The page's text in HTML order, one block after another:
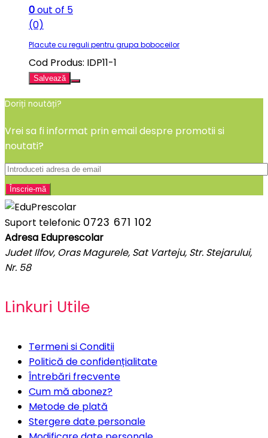
0out of 5
(0)
Placute cu reguli pentru grupa boboceilor
Cod Produs: IDP11-1
Salvează
Doriți noutăți?
Vrei sa fi informat prin email despre promotii si
noutati?
Suport telefonic 0723 671 102
Adresa Eduprescolar
Judet Ilfov, Oras Magurele, Sat Varteju, Str. Stejarului,
Nr. 58
Linkuri Utile
Termeni si Conditii
Politică de confidențialitate
Întrebări frecvente
Cum mă abonez?
Metode de plată
Stergere date personale